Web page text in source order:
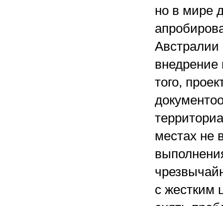
но в мире
Австралии
внедрение
того,
местах не
с жестким